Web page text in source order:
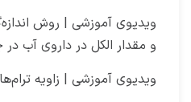
و مقدار الکل در داروی آب
ویدیوی آموزشی | زاویه